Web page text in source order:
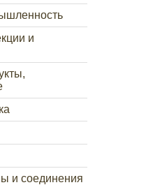
и
и соединения